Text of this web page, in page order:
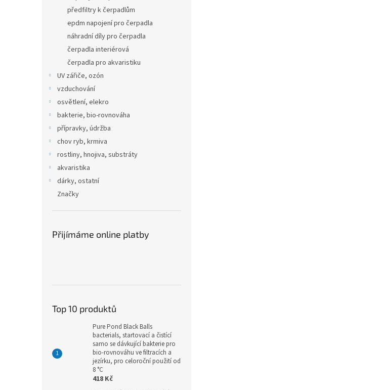
předfiltry k čerpadlům
epdm napojení pro čerpadla
náhradní díly pro čerpadla
čerpadla interiérová
čerpadla pro akvaristiku
UV zářiče, ozón
vzduchování
osvětlení, elekro
bakterie, bio-rovnováha
přípravky, údržba
chov ryb, krmiva
rostliny, hnojiva, substráty
akvaristika
dárky, ostatní
Značky
Přijímáme online platby
Top 10 produktů
Pure Pond Black Balls
bacterials, startovací a čistící
samo se dávkující bakterie pro
bio-rovnováhu ve filtracích a
jezírku, pro celoroční použití od
8 °C
418 Kč